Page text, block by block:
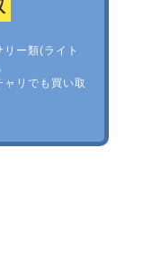
ー類(ライト
リでも買い取